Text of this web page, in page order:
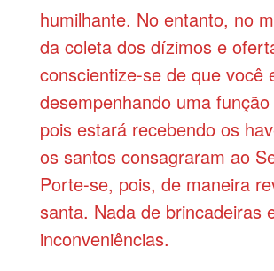
humilhante. No entanto, no
da coleta dos dízimos e
conscientize-se de que você
desempenhando uma
pois estará recebendo os
os santos consagraram ao
Porte-se, pois, de maneira
santa. Nada de brincadeiras
inconveniências.